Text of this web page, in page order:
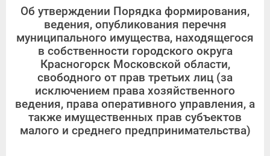
Об утверждении Порядка формирования,
ведения, опубликования перечня
муниципального имущества, находящегося
в собственности городского округа
Красногорск Московской области,
свободного от прав третьих лиц (за
исключением права хозяйственного
ведения, права оперативного управления, а
также имущественных прав субъектов
малого и среднего предпринимательства)